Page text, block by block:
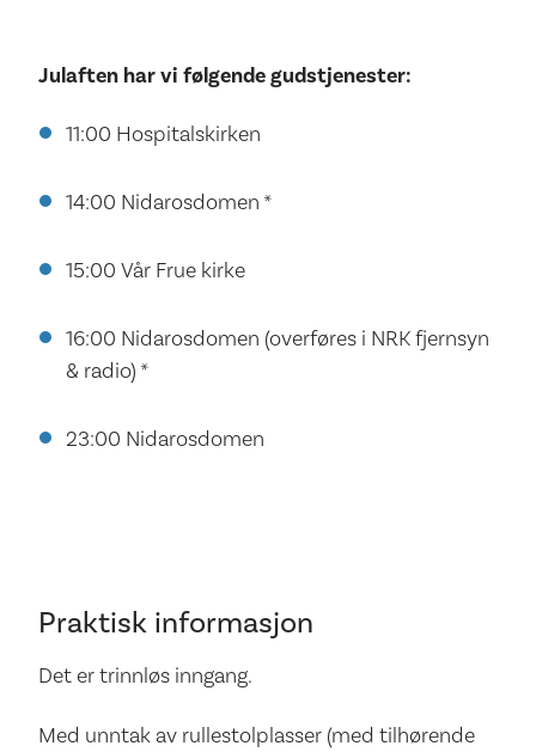
Julaften har vi følgende gudstjenester:
11:00 Hospitalskirken
14:00 Nidarosdomen *
15:00 Vår Frue kirke
16:00 Nidarosdomen (overføres i NRK fjernsyn
& radio) *
23:00 Nidarosdomen
Praktisk informasjon
Det er trinnløs inngang.
Med unntak av rullestolplasser (med tilhørende